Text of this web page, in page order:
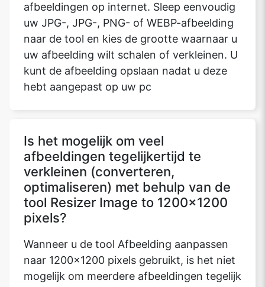
afbeeldingen op internet. Sleep eenvoudig
uw JPG-, JPG-, PNG- of WEBP-afbeelding
naar de tool en kies de grootte waarnaar u
uw afbeelding wilt schalen of verkleinen. U
kunt de afbeelding opslaan nadat u deze
hebt aangepast op uw pc
Is het mogelijk om veel
afbeeldingen tegelijkertijd te
verkleinen (converteren,
optimaliseren) met behulp van de
tool Resizer Image to 1200x1200
pixels?
Wanneer u de tool Afbeelding aanpassen
naar 1200x1200 pixels gebruikt, is het niet
mogelijk om meerdere afbeeldingen tegelijk